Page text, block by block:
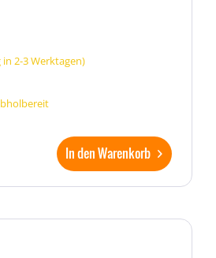
2-3 Werktagen)
In den Warenkorb